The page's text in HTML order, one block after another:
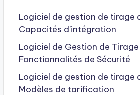
Logiciel de gestion de tirage
Capacités d'intégration
Logiciel de Gestion de Tirage
Fonctionnalités de Sécurité
Logiciel de gestion de tirage
Modèles de tarification